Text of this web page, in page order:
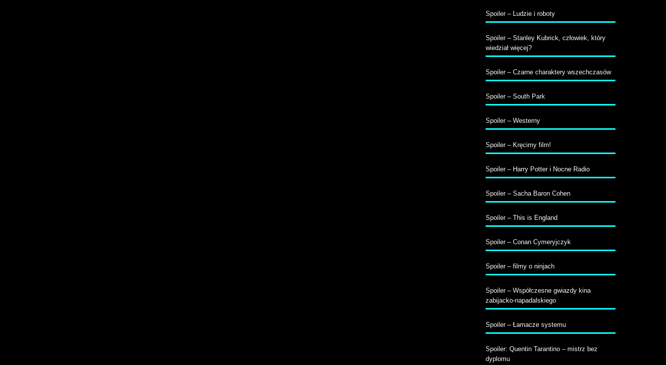
Spoiler – Ludzie i roboty
Spoiler – Stanley Kubrick, człowiek, który
wiedział więcej?
Spoiler – Czarne charaktery wszechczasów
Spoiler – South Park
Spoiler – Westerny
Spoiler – Kręcimy film!
Spoiler – Harry Potter i Nocne Radio
Spoiler – Sacha Baron Cohen
Spoiler – This is England
Spoiler – Conan Cymeryjczyk
Spoiler – filmy o ninjach
Spoiler – Współczesne gwiazdy kina
zabijacko-napadalskiego
Spoiler – Łamacze systemu
Spoiler: Quentin Tarantino – mistrz bez
dyplomu